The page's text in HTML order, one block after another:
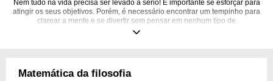
Nem tudo na vida precisa ser levado a sério! É importante se esforçar para
atingir os seus objetivos. Porém, é necessário encontrar um tempinho para
clarear a mente e se divertir sem pensar em nenhum tipo de
responsabilidade. Para essa missão, até as mais simples atividades
em mente, preparamos alguns conteúdos que, com certeza, vão fazer você
Matemática da filosofia